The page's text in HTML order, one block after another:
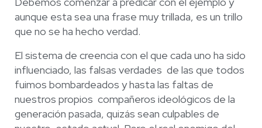
aunque esta sea una frase muy trillada, es un trillo
que no se ha hecho verdad.
El sistema de creencia con el que cada uno ha sido
influenciado, las falsas verdades de las que todos
fuimos bombardeados y hasta las faltas de
nuestros propios compañeros ideológicos de la
generación pasada, quizás sean culpables de